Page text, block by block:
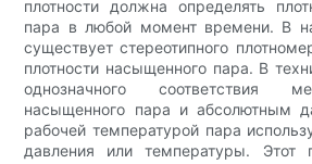
плотности должна определять
пара в любой момент времени. В
существует стереотипного
плотности насыщенного пара. В
однозначного соответствия
насыщенного пара и абсолютным
рабочей температурой пара
давления или температуры. Этот